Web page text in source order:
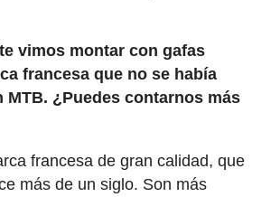
vimos montar con gafas
francesa que no se había
MTB. ¿Puedes contarnos más
francesa de gran calidad, que
más de un siglo. Son más